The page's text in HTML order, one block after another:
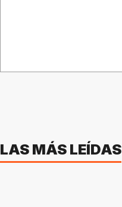
LAS MÁS LEÍDAS